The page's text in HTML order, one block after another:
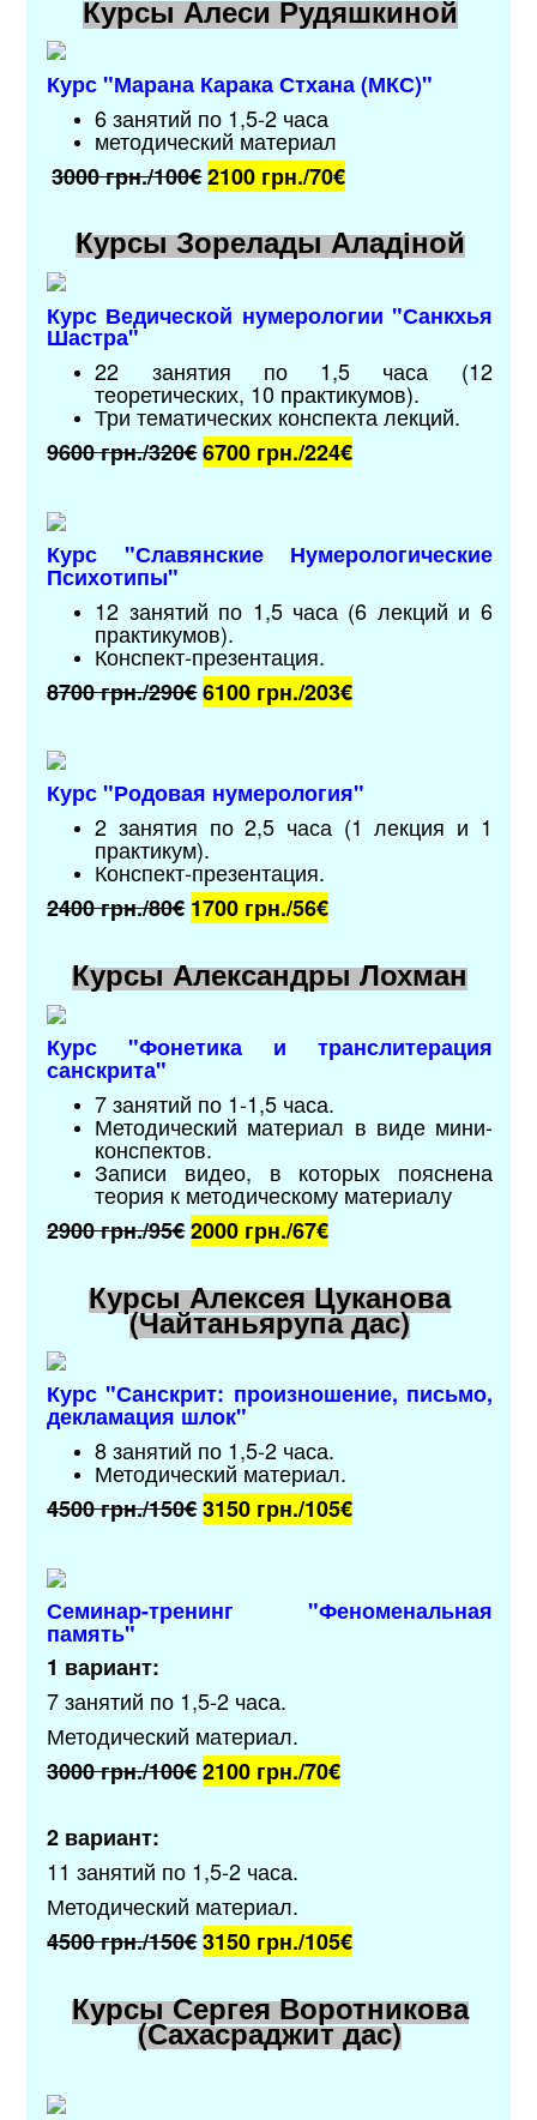
Курсы Алеси Рудяшкиной
Курс "Марана Карака Стхана (МКС)"
6 занятий по 1,5-2 часа
методический материал
3000 грн./100€2100 грн./70€
Курсы Зорелады Аладіной
Курс Ведической нумерологии "Санкхья
Шастра"
22 занятия по 1,5 часа (12
теоретических, 10 практикумов).
Три тематических конспекта лекций.
9600 грн./320€6700 грн./224€
Курс "Славянские Нумерологические
Психотипы"
12 занятий по 1,5 часа (6 лекций и 6
практикумов).
Конспект-презентация.
8700 грн./290€6100 грн./203€
Курс "Родовая нумерология"
2 занятия по 2,5 часа (1 лекция и 1
практикум).
Конспект-презентация.
2400 грн./80€ 1700 грн./56€
Курсы Александры Лохман
Курс "Фонетика и транслитерация
санскрита"
7 занятий по 1-1,5 часа.
Методический материал в виде мини-
конспектов.
Записи видео, в которых пояснена
теория к методическому материалу
2900 грн./95€2000 грн./67€
Курсы Алексея Цуканова
(Чайтаньярупа дас)
Курс "Санскрит: произношение, письмо,
декламация шлок"
8 занятий по 1,5-2 часа.
Методический материал.
4500 грн./150€3150 грн./105€
Семинар-тренинг "Феноменальная
память"
1 вариант:
7 занятий по 1,5-2 часа.
Методический материал.
3000 грн./100€2100 грн./70€
2 вариант:
11 занятий по 1,5-2 часа.
Методический материал.
4500 грн./150€3150 грн./105€
Курсы Сергея Воротникова
(Сахасраджит дас)